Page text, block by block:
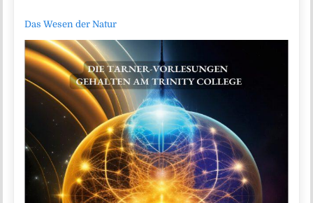
Das Wesen der Natur